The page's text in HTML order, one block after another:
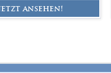
ansehen!